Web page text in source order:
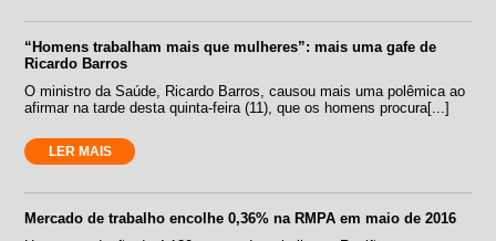
“Homens trabalham mais que mulheres”: mais uma gafe de
Ricardo Barros
O ministro da Saúde, Ricardo Barros, causou mais uma polêmica ao
afirmar na tarde desta quinta-feira (11), que os homens procura[...]
LER MAIS
Mercado de trabalho encolhe 0,36% na RMPA em maio de 2016